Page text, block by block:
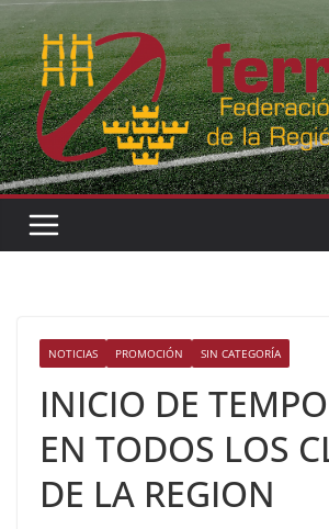
Skip
to
content
NOTICIAS PROMOCIÓN SIN CATEGORÍA
INICIO DE
EN TODOS LOS
DE LA REGION